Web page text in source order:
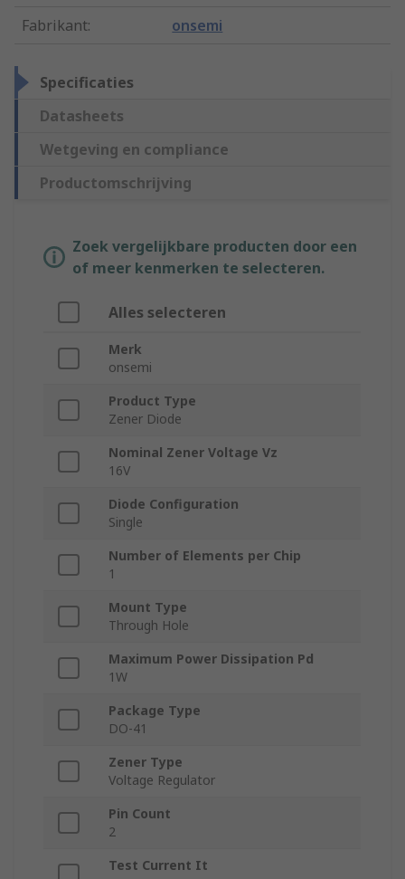
Fabrikant: onsemi
Specificaties
Datasheets
Wetgeving en compliance
Productomschrijving
Zoek vergelijkbare producten door een
of meer kenmerken te selecteren.
Alles selecteren
Merk
onsemi
Product Type
Zener Diode
Nominal Zener Voltage Vz
16V
Diode Configuration
Single
Number of Elements per Chip
1
Mount Type
Through Hole
Maximum Power Dissipation Pd
1W
Package Type
DO-41
Zener Type
Voltage Regulator
Pin Count
2
Test Current It